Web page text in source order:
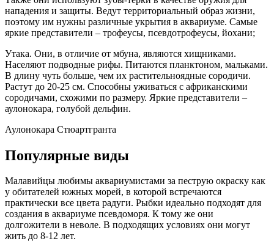
нападения и защиты. Ведут территориальный образ жизни,
поэтому им нужны различные укрытия в аквариуме. Самые
яркие представители – трофеусы, псевдотрофеусы, йохани;
Утака. Они, в отличие от мбуна, являются хищниками.
Населяют подводные рифы. Питаются планктоном, мальками.
В длину чуть больше, чем их растительноядные сородичи.
Растут до 20-25 см. Способны уживаться с африканскими
сородичами, схожими по размеру. Яркие представители –
аулонокара, голубой дельфин.
Аулонокара Стюартгранта
Популярные виды
Малавийцы любимы аквариумистами за пеструю окраску как
у обитателей южных морей, в которой встречаются
практически все цвета радуги. Рыбки идеально подходят для
создания в аквариуме псевдоморя. К тому же они
долгожители в неволе. В подходящих условиях они могут
жить до 8-12 лет.